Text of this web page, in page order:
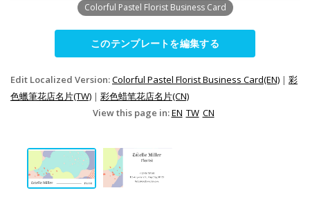
Colorful Pastel Florist Business Card
このテンプレートを編集する
Edit Localized Version:Colorful Pastel Florist Business Card(EN) | 彩
色蠟筆花店名片(TW) | 彩色蜡笔花店名片(CN)
View this page in:EN TW CN